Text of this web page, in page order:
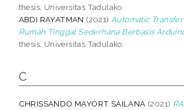
thesis, Universitas Tadulako.
ABDI RAYATMAN (2021) Automatic
Rumah Tinggal Sederhana Berbasis
thesis, Universitas Tadulako.
C
CHRISSANDO MAYORT SAILANA (2021)